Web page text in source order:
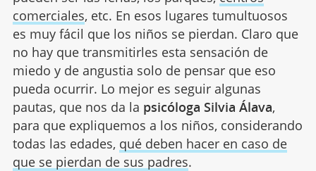
comerciales, etc. En esos lugares tumultuosos
es muy fácil que los niños se pierdan. Claro que
no hay que transmitirles esta sensación de
miedo y de angustia solo de pensar que eso
pueda ocurrir. Lo mejor es seguir algunas
pautas, que nos da la psicóloga Silvia Álava,
para que expliquemos a los niños, considerando
todas las edades, qué deben hacer en caso de
que se pierdan de sus padres.